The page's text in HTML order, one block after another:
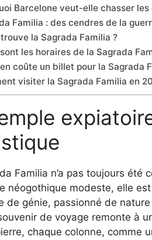
Barcelone veut-elle chasser
Familia : des cendres de la
la Sagrada Familia ?
les horaires de la Sagrada
coûte un billet pour la Sagrada
visiter la Sagrada Familia en
Familia n’a pas toujours été
néogothique modeste, elle
de génie, passionné de
de voyage remonte à
chaque colonne, comme